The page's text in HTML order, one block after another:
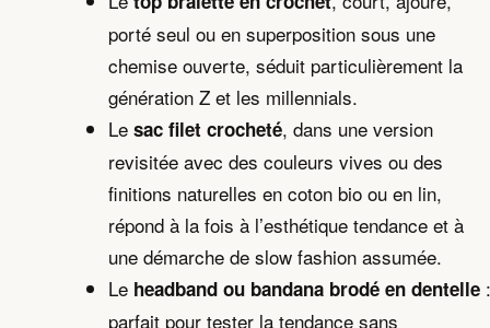
porté seul ou en superposition sous une
chemise ouverte, séduit particulièrement la
génération Z et les millennials.
Le sac filet crocheté, dans une version
revisitée avec des couleurs vives ou des
finitions naturelles en coton bio ou en lin,
répond à la fois à l’esthétique tendance et à
une démarche de slow fashion assumée.
Le headband ou bandana brodé en dentelle :
parfait pour tester la tendance sans